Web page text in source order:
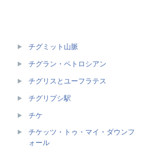
チグミット山脈
チグラン・ペトロシアン
チグリスとユーフラテス
チグリプシ駅
チケ
チケッツ・トゥ・マイ・ダウンフ
ォール